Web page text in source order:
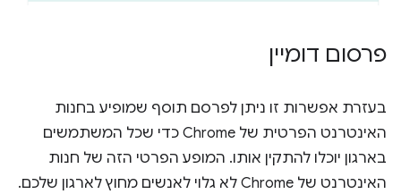
פרסום דומיין
בעזרת אפשרות זו ניתן לפרסם תוסף שמופיע בחנות
האינטרנט הפרטית של Chrome כדי שכל המשתמשים
בארגון יוכלו להתקין אותו. המופע הפרטי הזה של חנות
האינטרנט של Chrome לא גלוי לאנשים מחוץ לארגון שלכם.